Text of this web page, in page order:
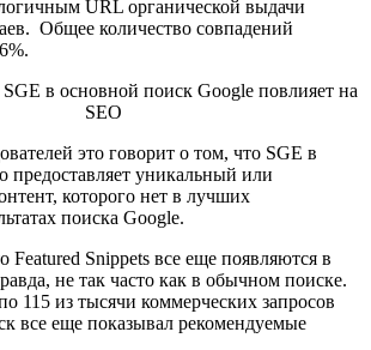
URL органической выдачи
Общее количество совпадений
это говорит о том, что SGE в
предоставляет уникальный или
которого нет в лучших
поиска Google.
Featured Snippets все еще появляются в
не так часто как в обычном поиске.
115 из тысячи коммерческих запросов
все еще показывал рекомендуемые